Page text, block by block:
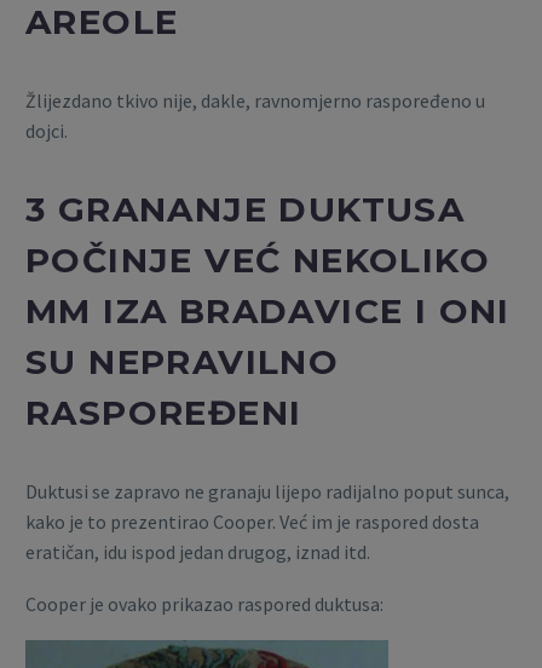
AREOLE
Žlijezdano tkivo nije, dakle, ravnomjerno raspoređeno u
dojci.
3 GRANANJE DUKTUSA
POČINJE VEĆ NEKOLIKO
MM IZA BRADAVICE I ONI
SU NEPRAVILNO
RASPOREĐENI
Duktusi se zapravo ne granaju lijepo radijalno poput sunca,
kako je to prezentirao Cooper. Već im je raspored dosta
eratičan, idu ispod jedan drugog, iznad itd.
Cooper je ovako prikazao raspored duktusa: